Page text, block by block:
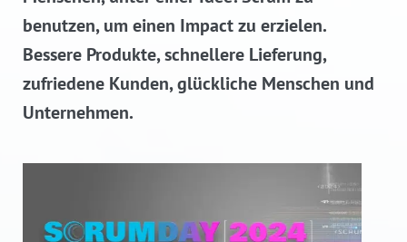
benutzen, um einen Impact zu erzielen.
Bessere Produkte, schnellere Lieferung,
zufriedene Kunden, glückliche Menschen und
Unternehmen.